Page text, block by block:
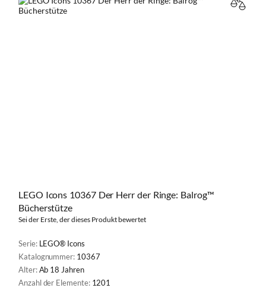
LEGO Icons 10367 Der Herr der Ringe: Balrog™
Bücherstütze
Sei der Erste, der dieses Produkt bewertet
Serie: LEGO® Icons
Katalognummer: 10367
Alter:Ab 18 Jahren
Anzahl der Elemente: 1201